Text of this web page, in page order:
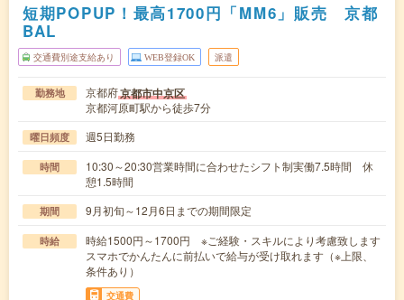
短期POPUP！最高1700円「MM6」販売 京都
BAL
交通費別途支給あり WEB登録OK 派遣
勤務地 京都府京都市中京区
京都河原町駅から徒歩7分
曜日頻度 週5日勤務
時間
10:30～20:30営業時間に合わせたシフト制実働7.5時間 休
憩1.5時間
期間 9月初旬～12月6日までの期間限定
時給
時給1500円～1700円 ※ご経験・スキルにより考慮致します
スマホでかんたんに前払いで給与が受け取れます（※上限、
条件あり）
交通費